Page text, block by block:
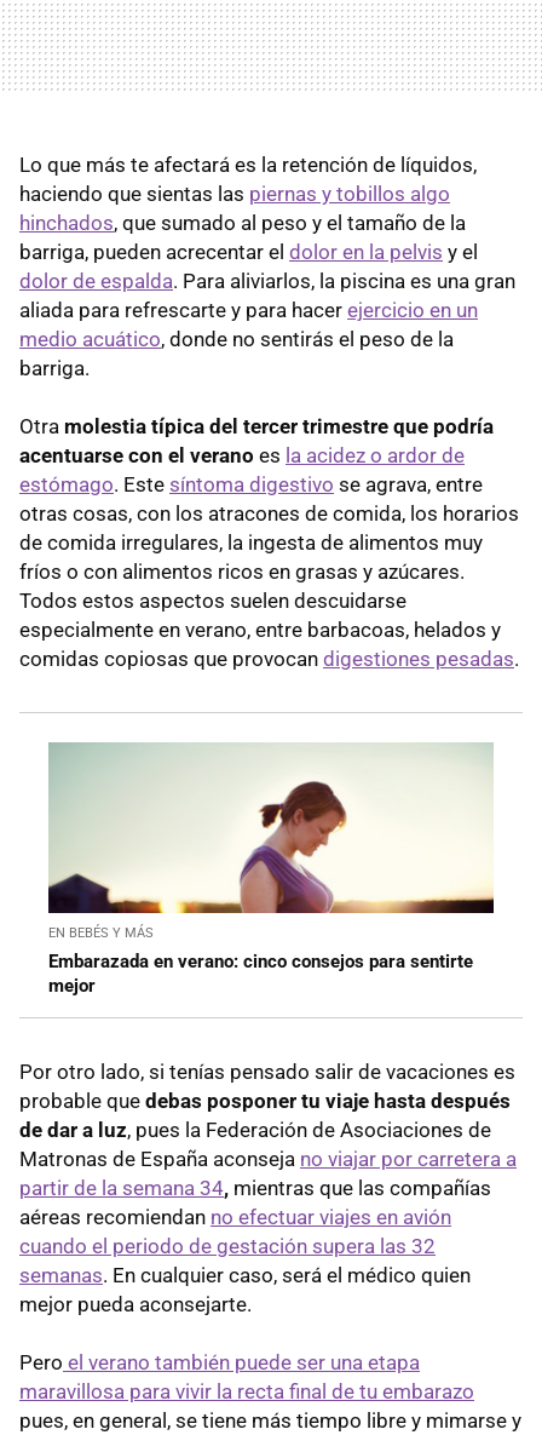
Lo que más te afectará es la retención de líquidos,
haciendo que sientas las piernas y tobillos algo
hinchados, que sumado al peso y el tamaño de la
barriga, pueden acrecentar el dolor en la pelvis y el
dolor de espalda. Para aliviarlos, la piscina es una gran
aliada para refrescarte y para hacer ejercicio en un
medio acuático, donde no sentirás el peso de la
barriga.
Otra molestia típica del tercer trimestre que podría
acentuarse con el verano es la acidez o ardor de
estómago. Este síntoma digestivo se agrava, entre
otras cosas, con los atracones de comida, los horarios
de comida irregulares, la ingesta de alimentos muy
fríos o con alimentos ricos en grasas y azúcares.
Todos estos aspectos suelen descuidarse
especialmente en verano, entre barbacoas, helados y
comidas copiosas que provocan digestiones pesadas.
EN BEBÉS Y MÁS
Embarazada en verano: cinco consejos para sentirte
mejor
Por otro lado, si tenías pensado salir de vacaciones es
probable que debas posponer tu viaje hasta después
de dar a luz, pues la Federación de Asociaciones de
Matronas de España aconseja no viajar por carretera a
partir de la semana 34, mientras que las compañías
aéreas recomiendan no efectuar viajes en avión
cuando el periodo de gestación supera las 32
semanas. En cualquier caso, será el médico quien
mejor pueda aconsejarte.
Pero el verano también puede ser una etapa
maravillosa para vivir la recta final de tu embarazo
pues, en general, se tiene más tiempo libre y mimarse y